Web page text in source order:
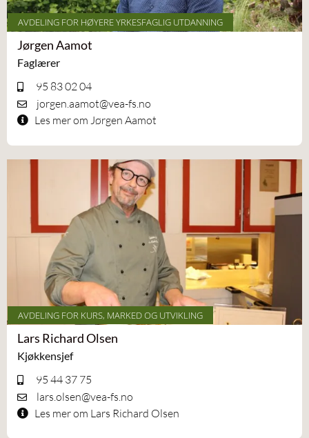
AVDELING FOR HØYERE YRKESFAGLIG UTDANNING
Jørgen Aamot
Faglærer
95 83 02 04
jorgen.aamot@vea-fs.no
Les mer om Jørgen Aamot
AVDELING FOR KURS, MARKED OG UTVIKLING
Lars Richard Olsen
Kjøkkensjef
95 44 37 75
lars.olsen@vea-fs.no
Les mer om Lars Richard Olsen